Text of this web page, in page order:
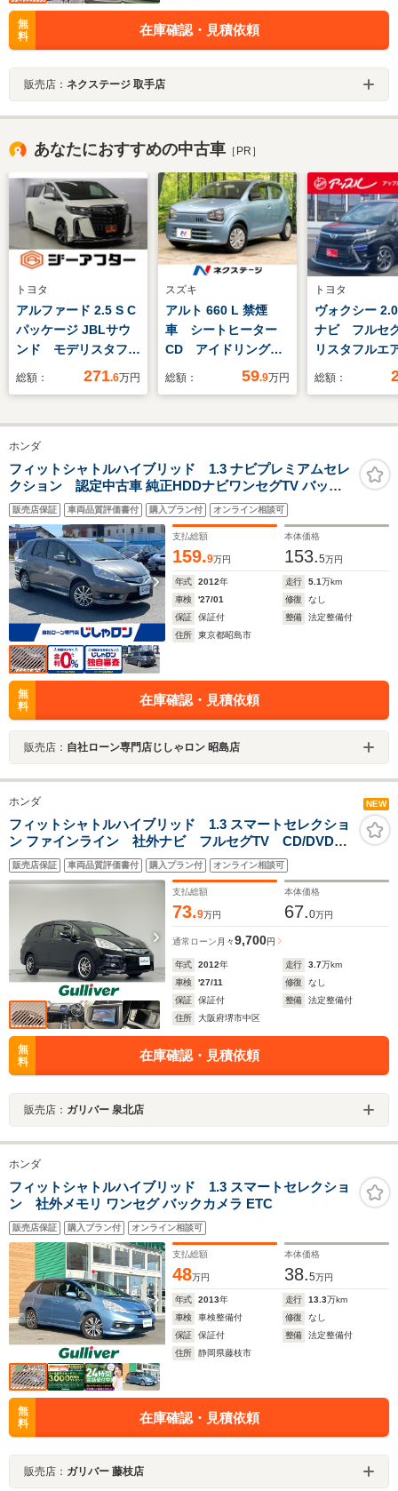
無
料
在庫確認・見積依頼
販売店： ネクステージ 取手店
あなたにおすすめの中古車 ［PR］
トヨタ
アルファード 2.5 S C
パッケージ JBLサウ
ンド モデリスタフル
エアロ 黒革シート
ックカメラ サイドカ
メラ 後席モニター
アダプティブクルー
ズ クリアランスソナ
ー ブラインドスポッ
トモニター
総額： 271.6万円
スズキ
アルト 660 L 禁煙
車 シートヒーター
CD アイドリングス
トップ オーディオ
ー 盗難防止システム
総額： 59.9万円
トヨタ
ヴォクシー
ナビ フルセ
リスタフル
Pスラ プッ
総額：
ホンダ
フィットシャトルハイブリッド 1.3 ナビプレミアムセレ
クション 認定中古車 純正HDDナビワンセグTV バック
カメラ ETCクルーズコントロール 前後ドライブレコーダ
ー HID スマートキー 社外15インチAW ハーフレザー
販売店保証 車両品質評価書付 購入プラン付 オンライン相談可
支払総額
159.9万円
本体価格
153.5万円
年式 2012年 走行 5.1万km
車検
'27/01 修復
なし
保証
保証付 整備
法定整備付
住所
東京都昭島市
無
料
在庫確認・見積依頼
販売店： 自社ローン専門店じしゃロン 昭島店
ホンダ NEW
フィットシャトルハイブリッド 1.3 スマートセレクショ
ン ファインライン 社外ナビ フルセグTV CD/DVD
Bluetooth バックカメラ ビルトインETC シートヒー
ター 社外15インチアルミホイール 純正フロアマッ
ト ドアバイザー オートライト スマートキー
販売店保証 車両品質評価書付 購入プラン付 オンライン相談可
支払総額
73.9万円
本体価格
67.0万円
通常ローン 月々9,700円
年式 2012年 走行 3.7万km
車検
'27/11 修復
なし
保証
保証付 整備
法定整備付
住所
大阪府堺市中区
無
料
在庫確認・見積依頼
販売店： ガリバー 泉北店
ホンダ
フィットシャトルハイブリッド 1.3 スマートセレクショ
ン 社外メモリ ワンセグ バックカメラ ETC
販売店保証 購入プラン付 オンライン相談可
支払総額
48万円
本体価格
38.5万円
年式 2013年 走行 13.3万km
車検
車検整備付 修復
なし
保証
保証付 整備
法定整備付
住所
静岡県藤枝市
無
料
在庫確認・見積依頼
販売店： ガリバー 藤枝店